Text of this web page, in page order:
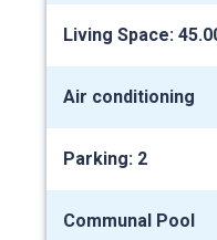
Living Space:
Air conditioning
Parking: 2
Communal Pool